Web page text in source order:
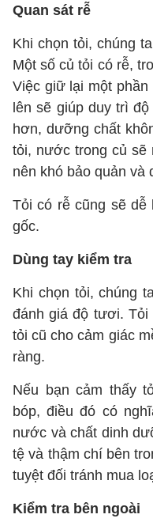
Quan sát rễ
Khi chọn tỏi, chúng
Một số củ tỏi có rễ,
Việc giữ lại một
lên sẽ giúp duy trì
hơn, dưỡng chất
tỏi, nước trong củ sẽ
nên khó bảo quản và
Tỏi có rễ cũng sẽ
gốc.
Dùng tay kiểm tra
Khi chọn tỏi, chúng
đánh giá độ tươi.
tỏi cũ cho cảm giác
ràng.
Nếu bạn cảm thấy
bóp, điều đó có
nước và chất dinh
tệ và thậm chí bên
tuyệt đối tránh mua
Kiểm tra bên ngoài